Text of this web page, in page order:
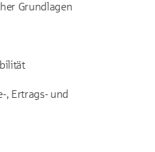
Grundlagen
, Ertrags- und